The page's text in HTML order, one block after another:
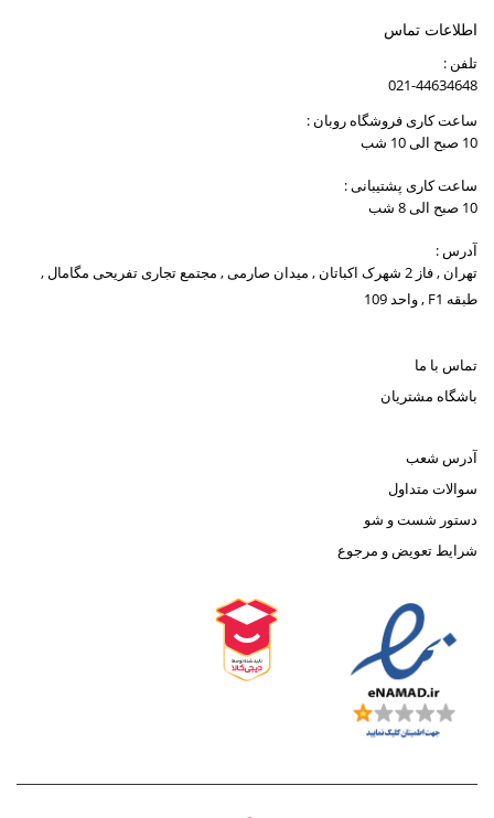
اطلاعات تماس
تلفن :
021-44634648
ساعت کاری فروشگاه روبان :
10 صبح الی 10 شب
ساعت کاری پشتیبانی :
10 صبح الی 8 شب
آدرس :
تهران , فاز 2 شهرک اکباتان , میدان صارمی , مجتمع تجاری تفریحی مگامال ,
طبقه F1 , واحد 109
تماس با ما
باشگاه مشتریان
آدرس شعب
سوالات متداول
دستور شست و شو
شرایط تعویض و مرجوع